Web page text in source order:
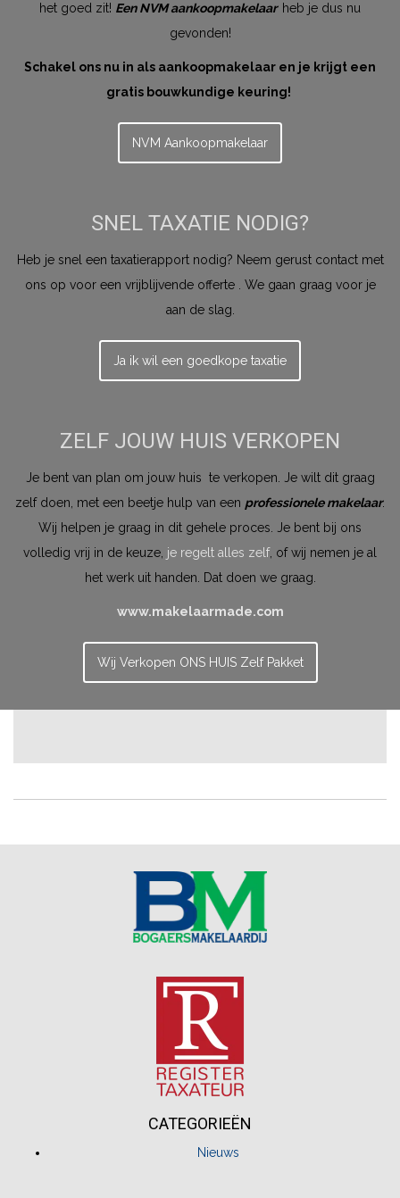
het goed zit! Een NVM aankoopmakelaar heb je dus nu
gevonden!
Schakel ons nu in als aankoopmakelaar en je krijgt een
gratis bouwkundige keuring!
NVM Aankoopmakelaar
SNEL TAXATIE NODIG?
Heb je snel een taxatierapport nodig? Neem gerust contact met
ons op voor een vrijblijvende offerte . We gaan graag voor je
aan de slag.
Ja ik wil een goedkope taxatie
ZELF JOUW HUIS VERKOPEN
Je bent van plan om jouw huis te verkopen. Je wilt dit graag
zelf doen, met een beetje hulp van een professionele makelaar.
Wij helpen je graag in dit gehele proces. Je bent bij ons
volledig vrij in de keuze, je regelt alles zelf, of wij nemen je al
het werk uit handen. Dat doen we graag.
www.makelaarmade.com
Wij Verkopen ONS HUIS Zelf Pakket
CATEGORIEËN
Nieuws